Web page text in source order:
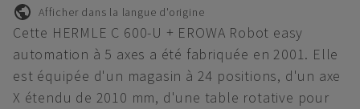
Afficher dans la langue d'origine
Cette HERMLE C 600-U + EROWA Robot easy
automation à 5 axes a été fabriquée en 2001. Elle
est équipée d'un magasin à 24 positions, d'un axe
X étendu de 2010 mm, d'une table rotative pour